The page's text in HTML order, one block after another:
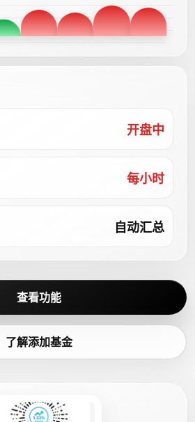
开盘中
每小时
自动汇总
查看功能
了解添加基金